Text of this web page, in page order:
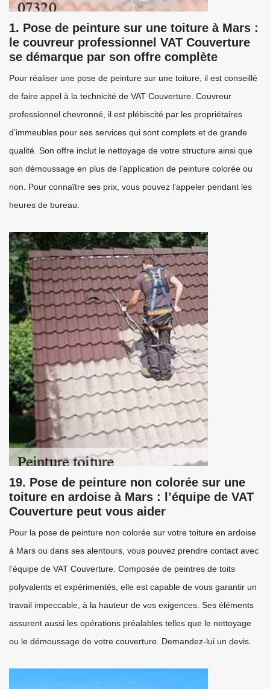
1. Pose de peinture sur une toiture à Mars :
le couvreur professionnel VAT Couverture
se démarque par son offre complète
Pour réaliser une pose de peinture sur une toiture, il est conseillé
de faire appel à la technicité de VAT Couverture. Couvreur
professionnel chevronné, il est plébiscité par les propriétaires
d’immeubles pour ses services qui sont complets et de grande
qualité. Son offre inclut le nettoyage de votre structure ainsi que
son démoussage en plus de l’application de peinture colorée ou
non. Pour connaître ses prix, vous pouvez l’appeler pendant les
heures de bureau.
19. Pose de peinture non colorée sur une
toiture en ardoise à Mars : l’équipe de VAT
Couverture peut vous aider
Pour la pose de peinture non colorée sur votre toiture en ardoise
à Mars ou dans ses alentours, vous pouvez prendre contact avec
l’équipe de VAT Couverture. Composée de peintres de toits
polyvalents et expérimentés, elle est capable de vous garantir un
travail impeccable, à la hauteur de vos exigences. Ses éléments
assurent aussi les opérations préalables telles que le nettoyage
ou le démoussage de votre couverture. Demandez-lui un devis.